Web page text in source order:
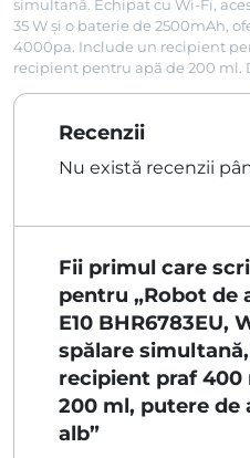
simultană. Echipat cu Wi-Fi,
35 W și o baterie de 2500mAh,
4000pa. Include un recipient
recipient pentru apă de 200 ml.
Recenzii
Nu există recenzii
Fii primul care
pentru „Robot de
E10 BHR6783EU,
spălare
recipient praf 400
200 ml, putere de
alb”